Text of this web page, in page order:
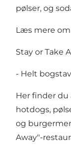
pølser, og
Læs mere
Stay or Take
- Helt
Her finder du
hotdogs,
og
Away"-